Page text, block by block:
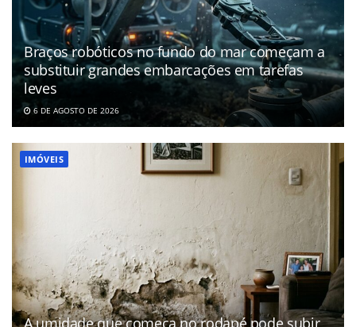
Braços robóticos no fundo do mar começam a
substituir grandes embarcações em tarefas
leves
6 DE AGOSTO DE 2026
IMÓVEIS
A umidade que começa no rodapé pode subir